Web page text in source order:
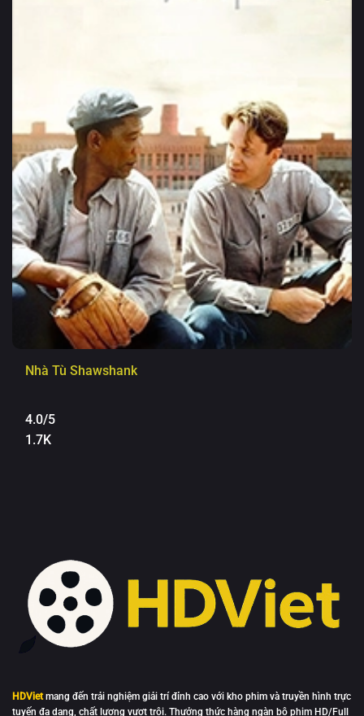
Nhà Tù Shawshank
4.0/5
1.7K
HDVietmang đến trải nghiệm giải trí đỉnh cao với kho phim và truyền hình trực
tuyến đa dạng, chất lượng vượt trội. Thưởng thức hàng ngàn bộ phim HD/Full